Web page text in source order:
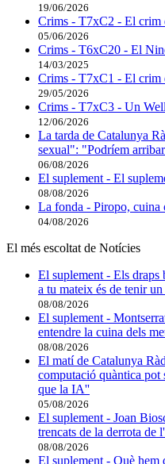
19/06/2026
Crims - T7xC2 - El crim
05/06/2026
Crims - T6xC20 - El
14/03/2025
Crims - T7xC1 - El crim
29/05/2026
Crims - T7xC3 - Un
12/06/2026
La tarda de Catalunya
sexual": "Podríem
06/08/2026
El suplement - El
08/08/2026
La fonda - Piropo, cuina
04/08/2026
El més escoltat de Notícies
El suplement - Els
a tu mateix és de tenir
08/08/2026
El suplement -
entendre la cuina dels
08/08/2026
El matí de Catalunya
computació quàntica pot
que la IA''
05/08/2026
El suplement - Joan
trencats de la derrota
08/08/2026
El suplement - Què hem